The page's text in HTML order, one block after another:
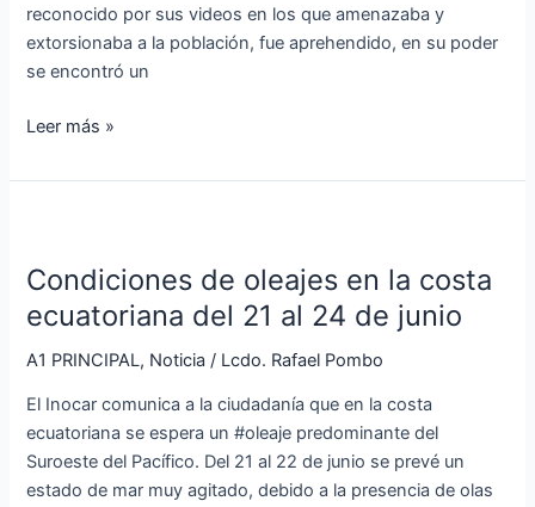
reconocido por sus videos en los que amenazaba y
extorsionaba a la población, fue aprehendido, en su poder
se encontró un
en
Mocache
Leer más »
Condiciones de oleajes en la costa
ecuatoriana del 21 al 24 de junio
A1 PRINCIPAL, Noticia / Lcdo. Rafael Pombo
El Inocar comunica a la ciudadanía que en la costa
ecuatoriana se espera un #oleaje predominante del
Suroeste del Pacífico. Del 21 al 22 de junio se prevé un
estado de mar muy agitado, debido a la presencia de olas
oleajes
en
costa
ecuatoriana
21